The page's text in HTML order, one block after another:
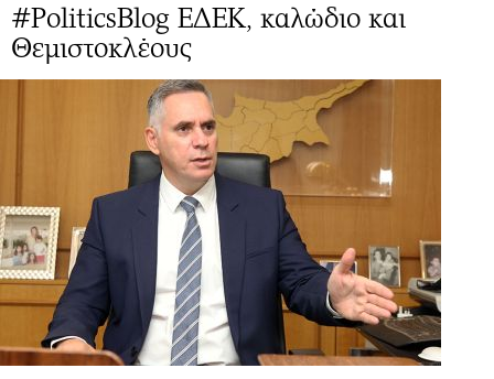
#PoliticsBlog ΕΔΕΚ, καλώδιο και
Θεμιστοκλέους